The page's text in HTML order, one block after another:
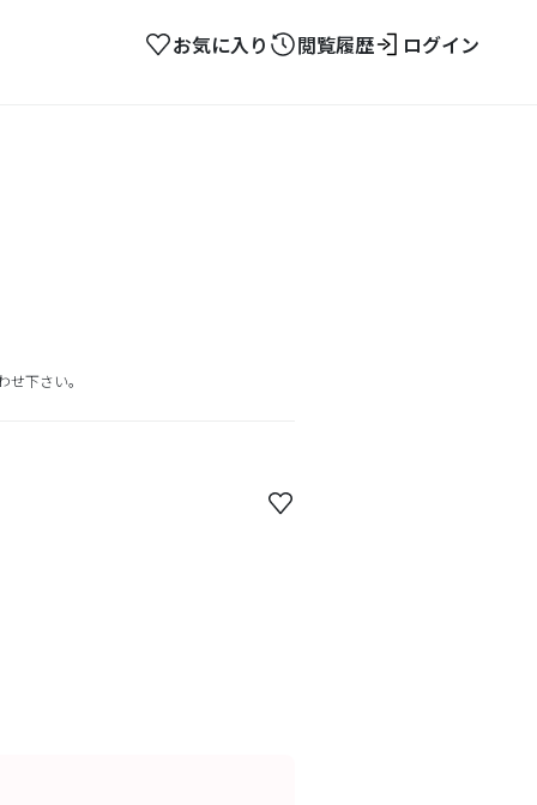
お気に入り 閲覧履歴 ログイン
下さい。